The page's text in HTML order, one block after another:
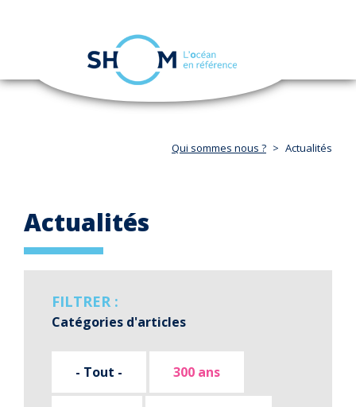
Aller
navigation
Qui sommes nous ? Actualités
Actualités
FILTRER :
Catégories d'articles
- Tout - 300 ans